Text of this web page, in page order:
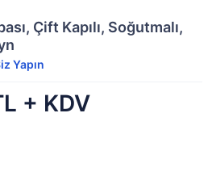
Çift Kapılı, Soğutmalı,
Yapın
+ KDV